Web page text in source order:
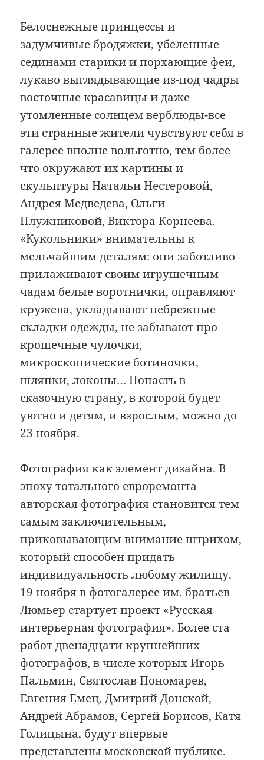
Белоснежные принцессы и
задумчивые бродяжки, убеленные
сединами старики и порхающие феи,
лукаво выглядывающие из-под чадры
восточные красавицы и даже
утомленные солнцем верблюды-все
эти странные жители чувствуют себя в
галерее вполне вольготно, тем более
что окружают их картины и
скульптуры Натальи Нестеровой,
Андрея Медведева, Ольги
Плужниковой, Виктора Корнеева.
«Кукольники» внимательны к
мельчайшим деталям: они заботливо
прилаживают своим игрушечным
чадам белые воротнички, оправляют
кружева, укладывают небрежные
складки одежды, не забывают про
крошечные чулочки,
микроскопические ботиночки,
шляпки, локоны… Попасть в
сказочную страну, в которой будет
уютно и детям, и взрослым, можно до
23 ноября.
Фотография как элемент дизайна. В
эпоху тотального евроремонта
авторская фотография становится тем
самым заключительным,
приковывающим внимание штрихом,
который способен придать
индивидуальность любому жилищу.
19 ноября в фотогалерее им. братьев
Люмьер стартует проект «Русская
интерьерная фотография». Более ста
работ двенадцати крупнейших
фотографов, в числе которых Игорь
Пальмин, Святослав Пономарев,
Евгения Емец, Дмитрий Донской,
Андрей Абрамов, Сергей Борисов, Катя
Голицына, будут впервые
представлены московской публике.